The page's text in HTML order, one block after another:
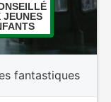
JEUNES
fantastiques